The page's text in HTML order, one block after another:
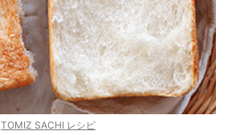
TOMIZ SACHI レシピ